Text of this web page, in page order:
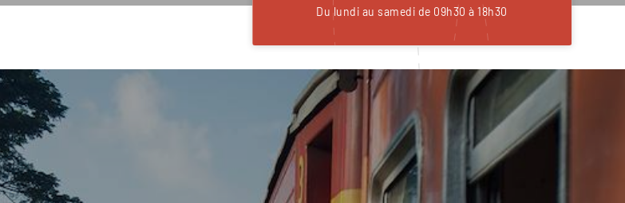
Du lundi au samedi de 09h30 à 18h30